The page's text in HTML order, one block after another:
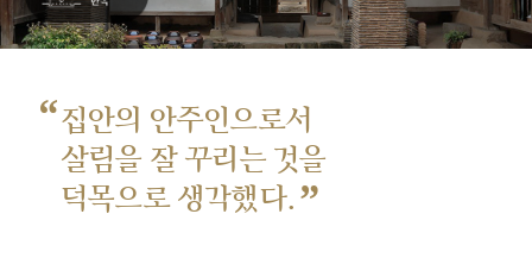
“집안의 안주인으로서
살림을 잘 꾸리는 것을
덕목으로 생각했다. ”